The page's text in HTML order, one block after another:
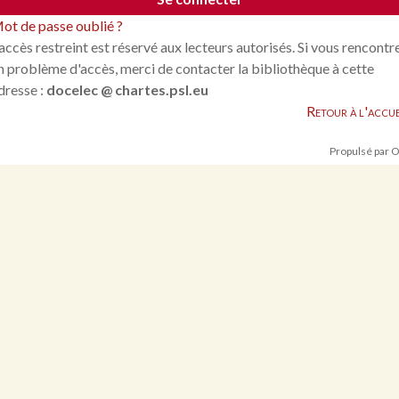
de passe oublié ?
restreint est réservé aux lecteurs autorisés. Si vous
problème d'accès, merci de contacter la bibliothèque à cette
: docelec @ chartes.psl.eu
Retour à
Propulsé par